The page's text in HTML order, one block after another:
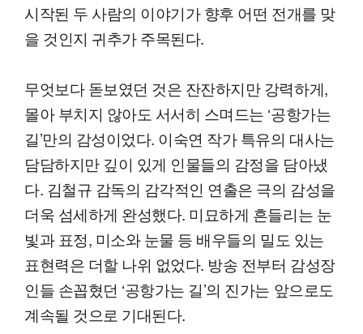
시작된 두 사람의 이야기가 향후 어떤 전개를 맞
을 것인지 귀추가 주목된다.
무엇보다 돋보였던 것은 잔잔하지만 강력하게,
몰아 부치지 않아도 서서히 스며드는 ‘공항가는
길’만의 감성이었다. 이숙연 작가 특유의 대사는
담담하지만 깊이 있게 인물들의 감정을 담아냈
다. 김철규 감독의 감각적인 연출은 극의 감성을
더욱 섬세하게 완성했다. 미묘하게 흔들리는 눈
빛과 표정, 미소와 눈물 등 배우들의 밀도 있는
표현력은 더할 나위 없었다. 방송 전부터 감성장
인들 손꼽혔던 ‘공항가는 길’의 진가는 앞으로도
계속될 것으로 기대된다.